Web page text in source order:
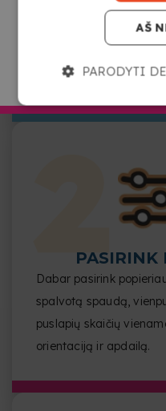
EITI Į
Įkelkite savo failus iš
prieigą prie interneto,
PASIRINK
Dabar pasirink
spalvotą spaudą,
puslapių skaičių
orientaciją ir apdailą.
AŠ
PARODYTI